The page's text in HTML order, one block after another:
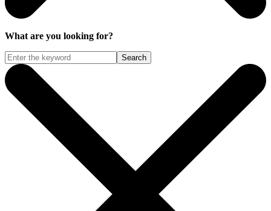
What are you looking for?
Search